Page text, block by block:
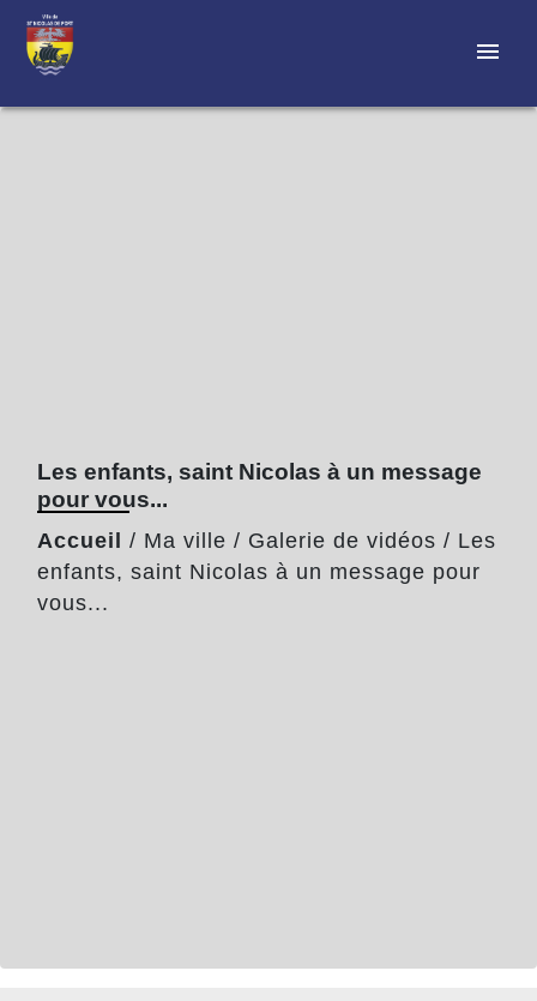
menu
Les enfants, saint Nicolas à un message
pour vous...
Accueil / Ma ville / Galerie de vidéos / Les
enfants, saint Nicolas à un message pour
vous...